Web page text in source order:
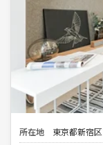
所在地
東京都新宿